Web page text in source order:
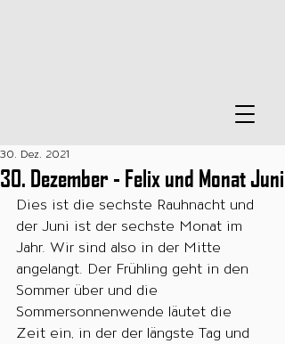
30. Dezember - Felix und Monat Juni
30. Dez. 2021
Dies ist die sechste Rauhnacht und
der Juni ist der sechste Monat im
Jahr. Wir sind also in der Mitte
angelangt. Der Frühling geht in den
Sommer über und die
Sommersonnenwende läutet die
Zeit ein, in der der längste Tag und